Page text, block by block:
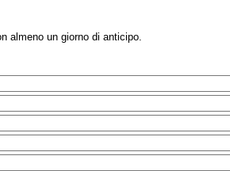
almeno un giorno di anticipo.